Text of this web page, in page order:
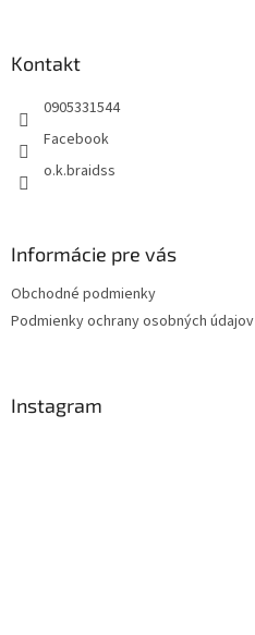
Kontakt
0905331544
Facebook
o.k.braidss
Informácie pre vás
Obchodné podmienky
Podmienky ochrany osobných údajov
Instagram